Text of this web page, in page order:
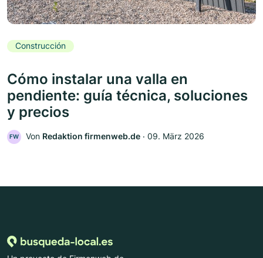
Construcción
Cómo instalar una valla en
pendiente: guía técnica, soluciones
y precios
FW Von Redaktion firmenweb.de ‧ 09. März 2026